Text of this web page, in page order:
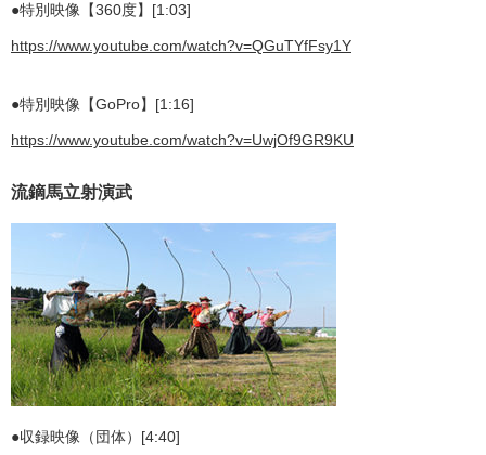
●特別映像【360度】[1:03]
https://www.youtube.com/watch?v=QGuTYfFsy1Y
●特別映像【GoPro】[1:16]
https://www.youtube.com/watch?v=UwjOf9GR9KU
流鏑馬立射演武
●収録映像（団体）[4:40]